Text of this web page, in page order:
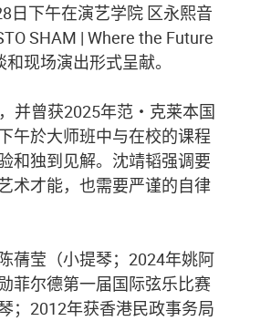
日下午在演艺学院 区永熙音
SHAM | Where the Future
现场演出形式呈献。
并曾获2025年范・克莱本国
午於大师班中与在校的课程
和独到见解。沈靖韬强调要
术才能，也需要严谨的自律
蒨莹（小提琴；2024年姚阿
菲尔德第一届国际弦乐比赛
；2012年获香港民政事务局